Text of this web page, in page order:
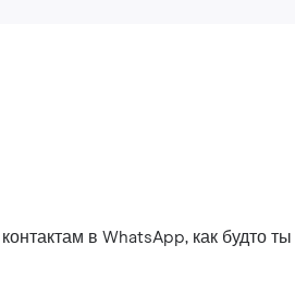
в WhatsApp, как будто